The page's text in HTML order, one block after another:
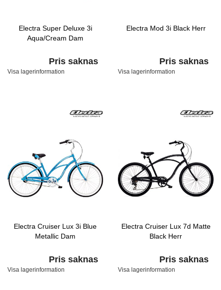
Electra Super Deluxe 3i
Aqua/Cream Dam
Pris saknas
Visa lagerinformation
Electra Mod 3i Black Herr
Pris saknas
Visa lagerinformation
Electra Cruiser Lux 3i Blue
Metallic Dam
Pris saknas
Visa lagerinformation
Electra Cruiser Lux 7d Matte
Black Herr
Pris saknas
Visa lagerinformation